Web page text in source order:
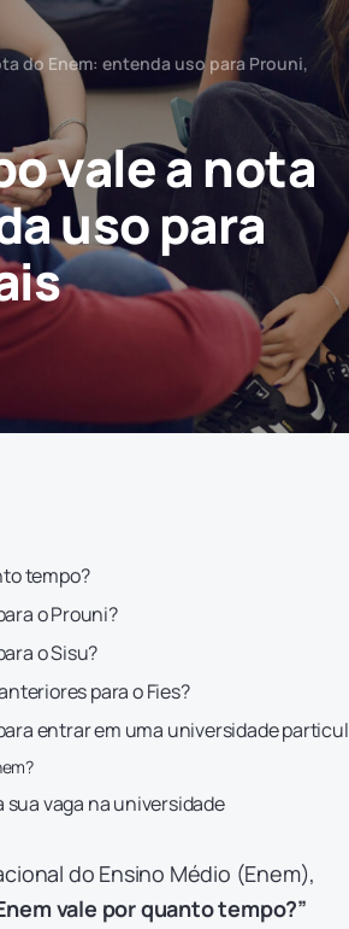
do Enem: entenda uso para Prouni,
vale a nota
uso para
tempo?
o Prouni?
o Sisu?
para o Fies?
entrar em uma universidade
vaga na universidade
do Ensino Médio (Enem),
vale por quanto tempo?”